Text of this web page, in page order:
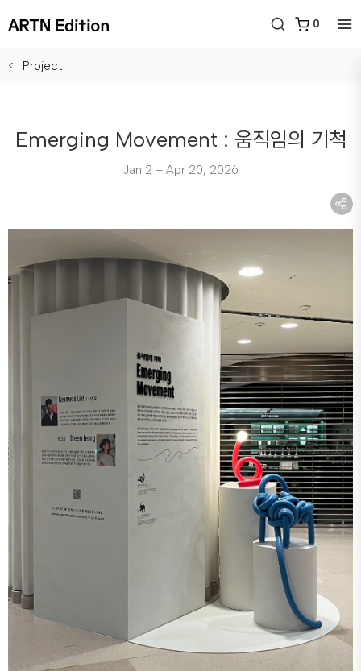
0
Project
Emerging Movement : 움직임의 기척
Jan 2 – Apr 20, 2026